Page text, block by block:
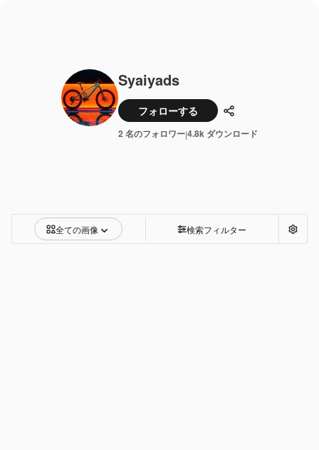
Syaiyads
フォローする 共有
2 名のフォロワー|4.8k ダウンロード
全ての画像 検索フィルター